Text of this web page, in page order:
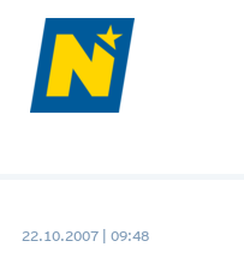
22.10.2007 | 09:48